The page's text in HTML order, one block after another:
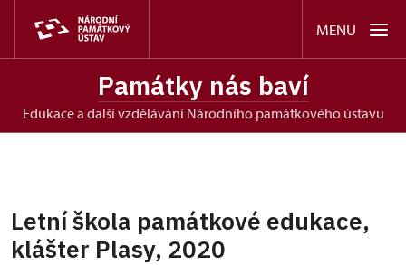
MENU
Památky nás baví
edukace a další vzdělávání Národního památkového ústavu
Letní škola památkové edukace,
klášter Plasy, 2020